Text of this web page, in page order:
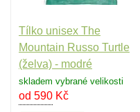
Tílko unisex The
Mountain Russo Turtle
(želva) - modré
skladem vybrané velikosti
od 590 Kč